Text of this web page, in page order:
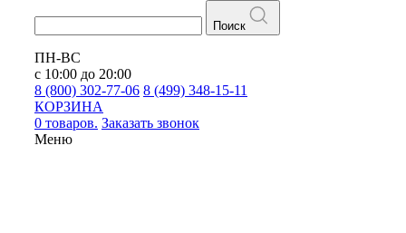
Поиск
ПН-ВС
с 10:00 до 20:00
8 (800) 302-77-06 8 (499) 348-15-11
КОРЗИНА
0 товаров. Заказать звонок
Меню